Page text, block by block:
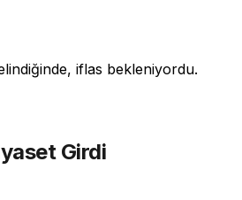
iflas bekleniyordu.
Girdi